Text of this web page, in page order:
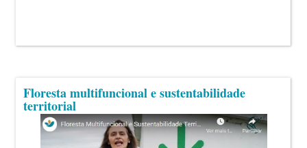
Floresta multifuncional e sustentabilidade
territorial